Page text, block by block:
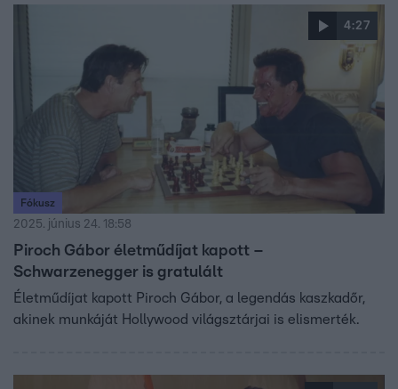
4:27
Fókusz
2025. június 24. 18:58
Piroch Gábor életműdíjat kapott –
Schwarzenegger is gratulált
Életműdíjat kapott Piroch Gábor, a legendás kaszkadőr,
akinek munkáját Hollywood világsztárjai is elismerték.